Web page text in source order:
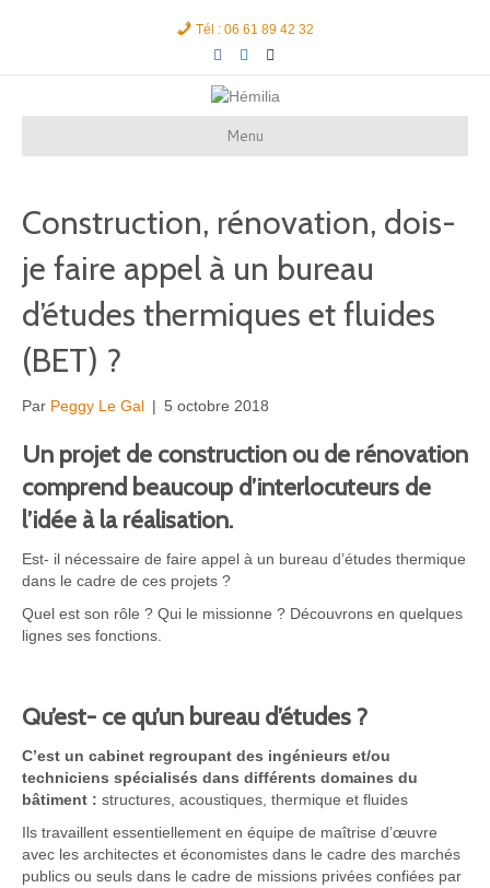
Tél : 06 61 89 42 32
c
k
n
k
i
n
a
i
Menu
Construction, rénovation, dois-
je faire appel à un bureau
d’études thermiques et fluides
(BET) ?
Par Peggy Le Gal | 5 octobre 2018
Un projet de construction ou de rénovation
comprend beaucoup d’interlocuteurs de
l’idée à la réalisation.
Est- il nécessaire de faire appel à un bureau d’études thermique
dans le cadre de ces projets ?
Quel est son rôle ? Qui le missionne ? Découvrons en quelques
lignes ses fonctions.
Qu’est- ce qu’un bureau d’études ?
C’est un cabinet regroupant des ingénieurs et/ou
techniciens spécialisés dans différents domaines du
bâtiment : structures, acoustiques, thermique et fluides
Ils travaillent essentiellement en équipe de maîtrise d’œuvre
avec les architectes et économistes dans le cadre des marchés
publics ou seuls dans le cadre de missions privées confiées par